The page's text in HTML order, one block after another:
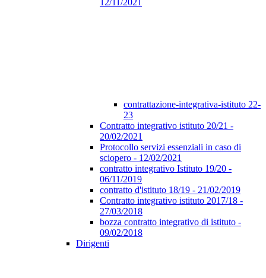
12/11/2021
contrattazione-integrativa-istituto 22-
23
Contratto integrativo istituto 20/21 -
20/02/2021
Protocollo servizi essenziali in caso di
sciopero - 12/02/2021
contratto integrativo Istituto 19/20 -
06/11/2019
contratto d'istituto 18/19 - 21/02/2019
Contratto integrativo istituto 2017/18 -
27/03/2018
bozza contratto integrativo di istituto -
09/02/2018
Dirigenti